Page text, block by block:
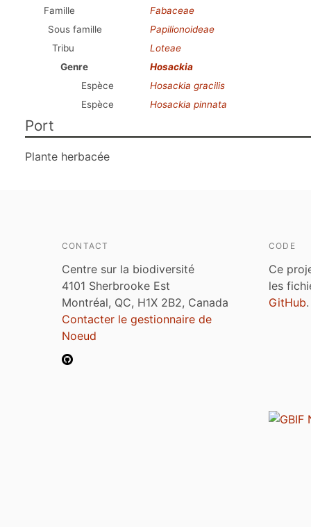
Famille
Fabaceae
Sous famille
Papilionoideae
Tribu
Loteae
Genre
Hosackia
Espèce
Hosackia gracilis
Espèce
Hosackia pinnata
Port
Plante herbacée
CONTACT
Centre sur la biodiversité
4101 Sherbrooke Est
Montréal, QC, H1X 2B2, Canada
Contacter le gestionnaire de
Noeud
CODE
Ce
les
GitHub.